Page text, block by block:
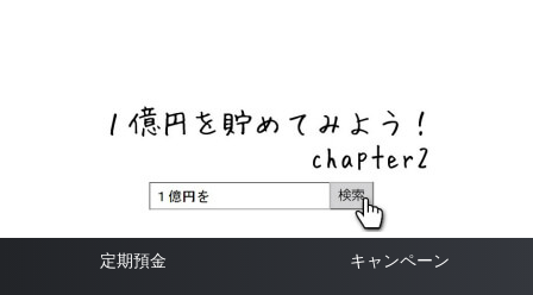
定期預金 キャンペーン